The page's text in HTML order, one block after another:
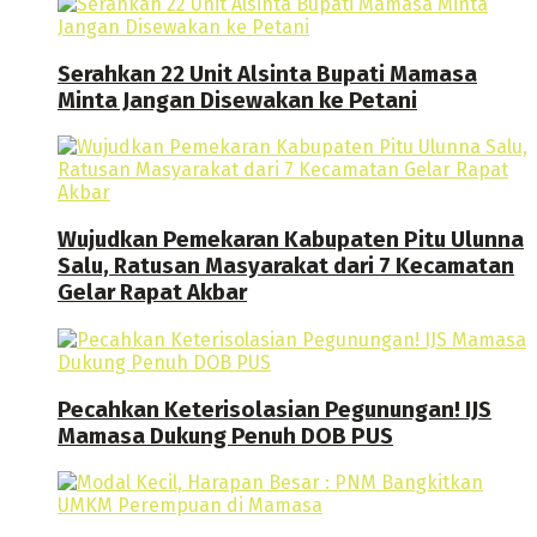
Serahkan 22 Unit Alsinta Bupati Mamasa
Minta Jangan Disewakan ke Petani
Wujudkan Pemekaran Kabupaten Pitu Ulunna
Salu, Ratusan Masyarakat dari 7 Kecamatan
Gelar Rapat Akbar
Pecahkan Keterisolasian Pegunungan! IJS
Mamasa Dukung Penuh DOB PUS